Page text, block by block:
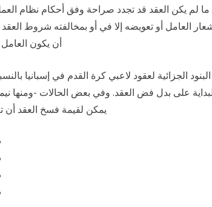
العقد ــ ما لم يكن العقد قد تجدد صراحة وفق أحكام نظام
العامل أو تعويضه إلا في أو بمخالفته شروط العقد
أن يكون
على بدل فض العقد. وفي بعض الحالات -ومنها
يمكن لقيمة فسخ العقد أن